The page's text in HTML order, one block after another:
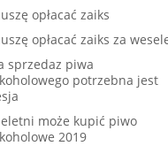
opłacać zaiks
opłacać zaiks za
sprzedaz piwa
potrzebna jest
może kupić piwo
2019